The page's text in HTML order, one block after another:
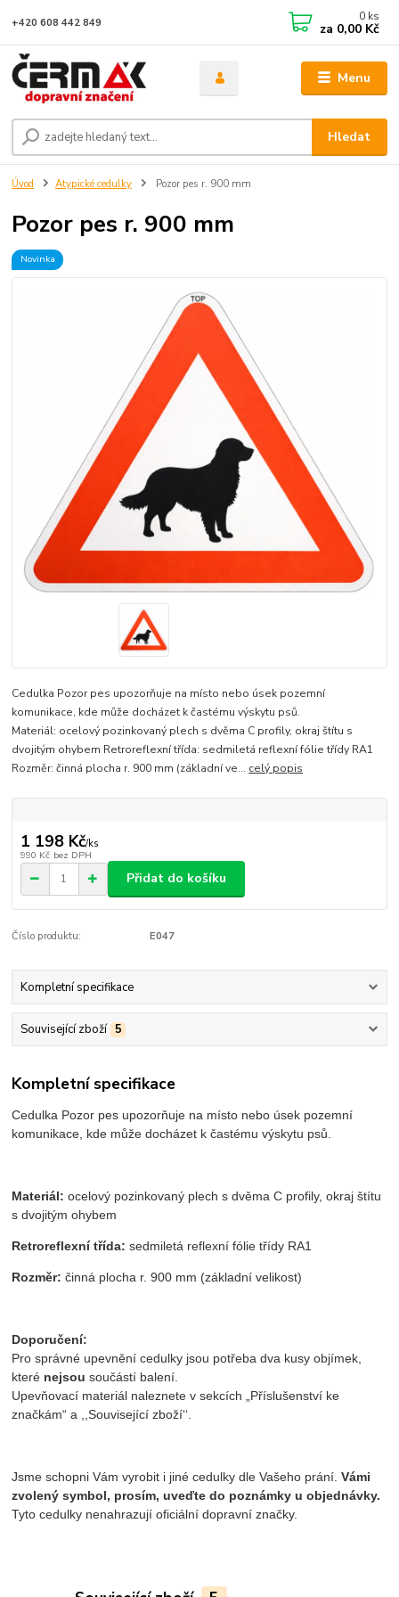
Menu
Hledat
+420 608 442 849 0 ks
za 0,00 Kč
Úvod Atypické cedulky Pozor pes r. 900 mm
Pozor pes r. 900 mm
Novinka
Cedulka Pozor pes upozorňuje na místo nebo úsek pozemní
komunikace, kde může docházet k častému výskytu psů.
Materiál: ocelový pozinkovaný plech s dvěma C profily, okraj štítu s
dvojitým ohybem Retroreflexní třída: sedmiletá reflexní fólie třídy RA1
Rozměr: činná plocha r. 900 mm (základní ve... celý popis
1 198 Kč/ks
990 Kč bez DPH
Přidat do košíku
Číslo produktu: E047
Kompletní specifikace
Související zboží 5
Kompletní specifikace
Cedulka Pozor pes upozorňuje na místo nebo úsek pozemní
komunikace, kde může docházet k častému výskytu psů.
Materiál: ocelový pozinkovaný plech s dvěma C profily, okraj štítu
s dvojitým ohybem
Retroreflexní třída: sedmiletá reflexní fólie třídy RA1
Rozměr: činná plocha r. 900 mm (základní velikost)
Doporučení:
Pro správné upevnění cedulky jsou potřeba dva kusy objímek,
které nejsou součástí balení.
Upevňovací materiál naleznete v sekcích „Příslušenství ke
značkám“ a ,,Související zboží‘‘.
Jsme schopni Vám vyrobit i jiné cedulky dle Vašeho prání. Vámi
zvolený symbol, prosím, uveďte do poznámky u objednávky.
Tyto cedulky nenahrazují oficiální dopravní značky.